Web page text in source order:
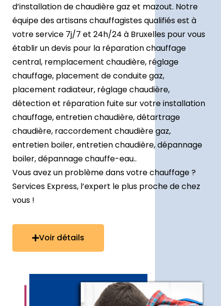
d’installation de chaudière gaz et mazout. Notre
équipe des artisans chauffagistes qualifiés est à
votre service 7j/7 et 24h/24 à Bruxelles pour vous
établir un devis pour la réparation chauffage
central, remplacement chaudière, réglage
chauffage, placement de conduite gaz,
placement radiateur, réglage chaudière,
détection et réparation fuite sur votre installation
chauffage, entretien chaudière, détartrage
chaudière, raccordement chaudière gaz,
entretien boiler, entretien chaudière, dépannage
boiler, dépannage chauffe-eau..
Vous avez un problème dans votre chauffage ?
Services Express, l’expert le plus proche de chez
vous !
Voir détails